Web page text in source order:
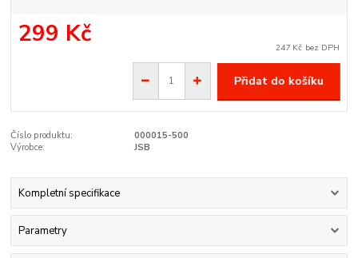
299 Kč 247 Kč bez DPH
Přidat do košíku
Číslo produktu:
000015-500
Výrobce:
JSB
Kompletní specifikace
Parametry